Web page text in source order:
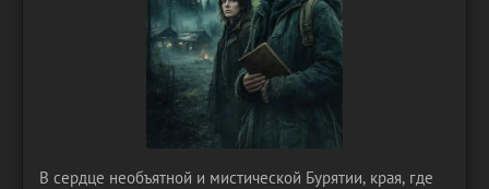
В сердце необъятной и мистической Бурятии, края, где